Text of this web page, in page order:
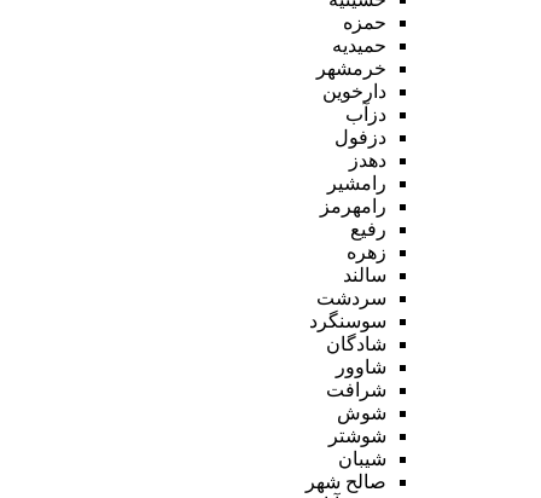
حمزه
حمیدیه
خرمشهر
دارخوین
دزآب
دزفول
دهدز
رامشیر
رامهرمز
رفیع
زهره
سالند
سردشت
سوسنگرد
شادگان
شاوور
شرافت
شوش
شوشتر
شیبان
صالح شهر